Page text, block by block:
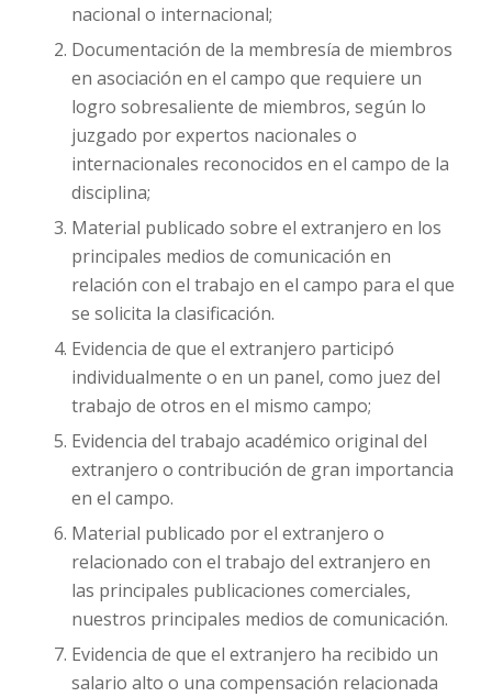
nacional o internacional;
Documentación de la membresía de miembros
en asociación en el campo que requiere un
logro sobresaliente de miembros, según lo
juzgado por expertos nacionales o
internacionales reconocidos en el campo de la
disciplina;
Material publicado sobre el extranjero en los
principales medios de comunicación en
relación con el trabajo en el campo para el que
se solicita la clasificación.
Evidencia de que el extranjero participó
individualmente o en un panel, como juez del
trabajo de otros en el mismo campo;
Evidencia del trabajo académico original del
extranjero o contribución de gran importancia
en el campo.
Material publicado por el extranjero o
relacionado con el trabajo del extranjero en
las principales publicaciones comerciales,
nuestros principales medios de comunicación.
Evidencia de que el extranjero ha recibido un
salario alto o una compensación relacionada